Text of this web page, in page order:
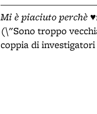
Mi è piaciuto perchè
(\"Sono troppo
coppia di